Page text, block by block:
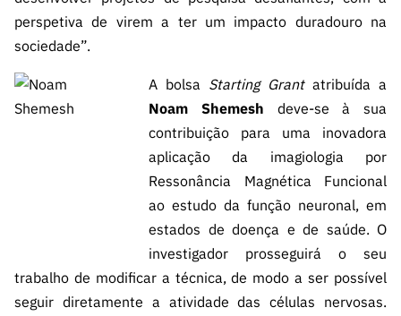
perspetiva de virem a ter um impacto duradouro na
sociedade”.
A bolsa Starting Grantatribuída a
Noam Shemesh deve-se à sua
contribuição para uma inovadora
aplicação da imagiologia por
Ressonância Magnética Funcional
ao estudo da função neuronal, em
estados de doença e de saúde. O
investigador prosseguirá o seu
trabalho de modificar a técnica, de modo a ser possível
seguir diretamente a atividade das células nervosas.